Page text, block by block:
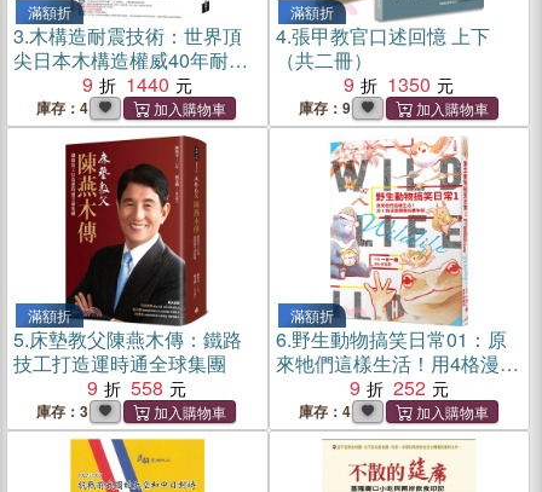
滿額折
3.木構造耐震技術：世界頂
尖日本木構造權威40年耐震
結構設計理論實務聖經
9 1440
庫存：4
滿額折
4.張甲教官口述回憶 上下
（共二冊）
9
1350
庫存：9
滿額折
5.床墊教父陳燕木傳：鐵路
技工打造運時通全球集團
9
558
庫存：3
滿額折
6.野生動物搞笑日常01：原
來牠們這樣生活！用4格漫畫
觀察四季生態
9 252
庫存：4